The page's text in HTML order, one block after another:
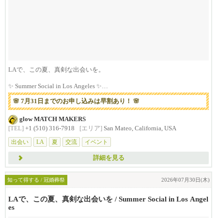
LAで、この夏、真剣な出会いを。
✨ Summer Social in Los Angeles ✨
...
🌸 7月31日までのお申し込みは早割あり！ 🌸
glow MATCH MAKERS
[TEL] +1 (510) 316-7918 [エリア] San Mateo, California, USA
出会い
LA 夏 交流 イベント
詳細を見る
知って得する / 冠婚葬祭 2026年07月30日(木)
LAで、この夏、真剣な出会いを / Summer Social in Los Angel
es